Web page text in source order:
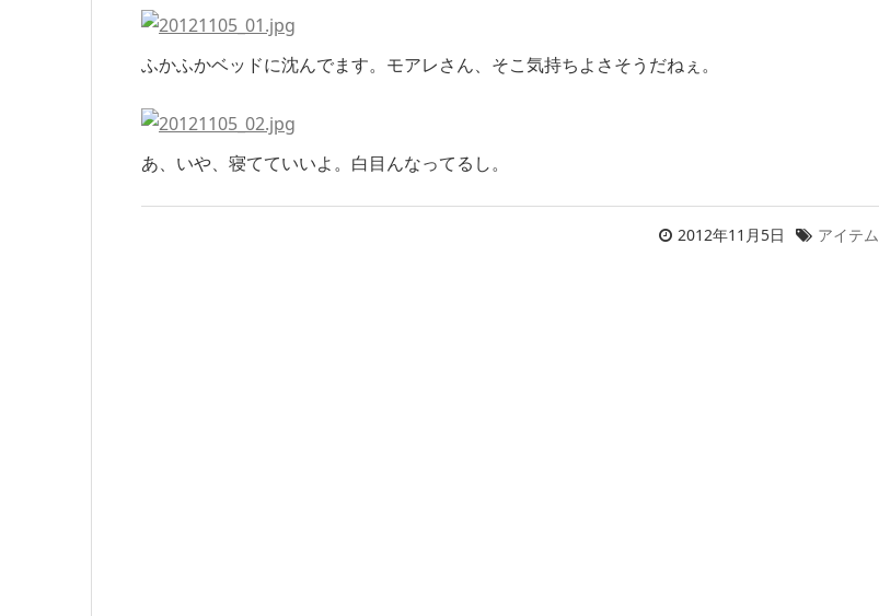
ふかふかベッドに沈んでます。モアレさん、そこ気持ちよさそうだねぇ。
あ、いや、寝てていいよ。白目んなってるし。
2012年11月5日 アイテム